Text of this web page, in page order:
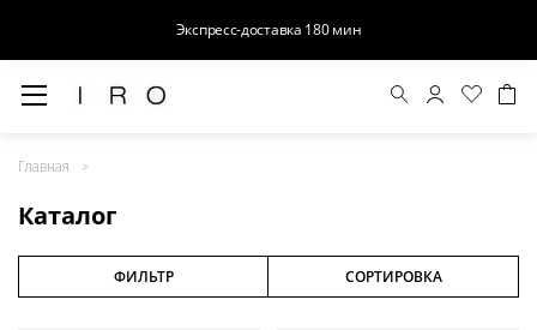
Экспресс-доставка 180 мин
Главная
Каталог
ФИЛЬТР СОРТИРОВКА